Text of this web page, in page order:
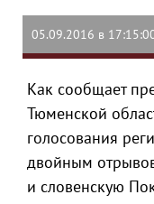
05.09.2016 в
Как сообщает
Тюменской
голосования
двойным
и словенскую